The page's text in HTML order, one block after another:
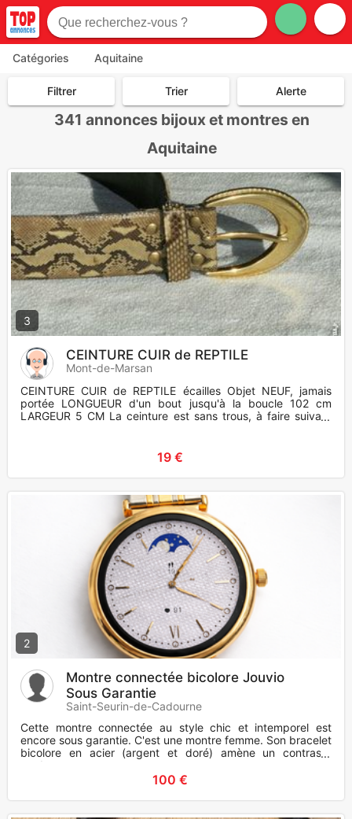
Catégories Aquitaine
Filtrer Trier Alerte
341 annonces bijoux et montres en
Aquitaine
3
CEINTURE CUIR de REPTILE
Mont-de-Marsan
CEINTURE CUIR de REPTILE écailles Objet NEUF, jamais
portée LONGUEUR d'un bout jusqu'à la boucle 102 cm
LARGEUR 5 CM La ceinture est sans trous, à faire suivant
19 €
2
Montre connectée bicolore Jouvio
Sous Garantie
Saint-Seurin-de-Cadourne
Cette montre connectée au style chic et intemporel est
encore sous garantie. C'est une montre femme. Son bracelet
bicolore en acier (argent et doré) amène un contraste
moderne et s
100 €